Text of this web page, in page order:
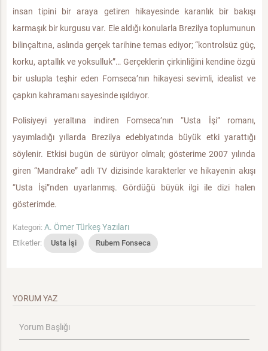
insan tipini bir araya getiren hikayesinde karanlık bir bakışı
karmaşık bir kurgusu var. Ele aldığı konularla Brezilya toplumunun
bilinçaltına, aslında gerçek tarihine temas ediyor; “kontrolsüz güç,
korku, aptallık ve yoksulluk”… Gerçeklerin çirkinliğini kendine özgü
bir uslupla teşhir eden Fomseca’nın hikayesi sevimli, idealist ve
çapkın kahramanı sayesinde ışıldıyor.
Polisiyeyi yeraltına indiren Fomseca’nın “Usta İşi” romanı,
yayımladığı yıllarda Brezilya edebiyatında büyük etki yarattığı
söylenir. Etkisi bugün de sürüyor olmalı; gösterime 2007 yılında
giren “Mandrake” adlı TV dizisinde karakterler ve hikayenin akışı
“Usta İşi”nden uyarlanmış. Gördüğü büyük ilgi ile dizi halen
gösterimde.
Kategori: A. Ömer Türkeş Yazıları
Etiketler: Usta İşi Rubem Fonseca
YORUM YAZ
Yorum Başlığı